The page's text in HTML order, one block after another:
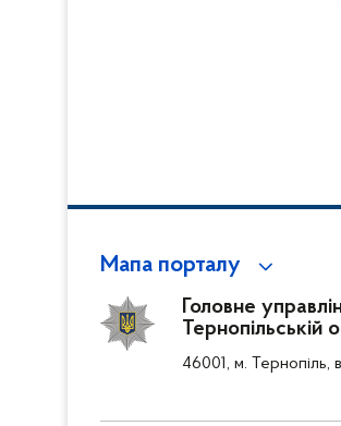
Мапа порталу
Головне
Тернопільській
46001, м. Тернопіль,